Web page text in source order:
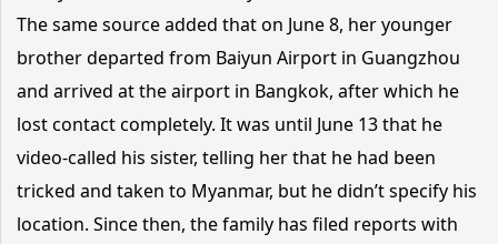
The same source added that on June 8, her younger
brother departed from Baiyun Airport in Guangzhou
and arrived at the airport in Bangkok, after which he
lost contact completely. It was until June 13 that he
video-called his sister, telling her that he had been
tricked and taken to Myanmar, but he didn’t specify his
location. Since then, the family has filed reports with